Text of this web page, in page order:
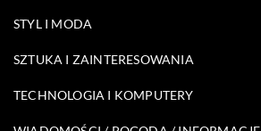
STYL I MODA
SZTUKA I ZAINTERESOWANIA
TECHNOLOGIA I KOMPUTERY